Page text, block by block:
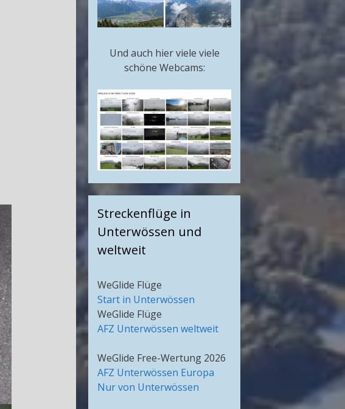
Und auch hier viele viele
schöne Webcams:
Streckenflüge in
Unterwössen und
weltweit
WeGlide Flüge
Start in Unterwössen
WeGlide Flüge
AFZ Unterwössen weltweit
WeGlide Free-Wertung 2026
AFZ Unterwössen Europa
Nur von Unterwössen